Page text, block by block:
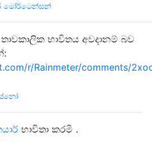
මෝර්ටෙන්සන්
භාවිතය අවදානම් බව
r/Rainmeter/comments/
භාවිතා කරමි .